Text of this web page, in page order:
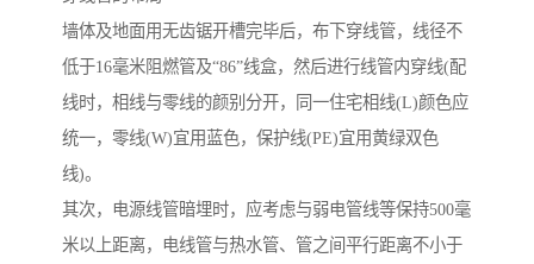
墙体及地面用无齿锯开槽完毕后，布下穿线管，线径不
低于16毫米阻燃管及“86”线盒，然后进行线管内穿线(配
线时，相线与零线的颜别分开，同一住宅相线(L)颜色应
统一，零线(W)宜用蓝色，保护线(PE)宜用黄绿双色
线)。
其次，电源线管暗埋时，应考虑与弱电管线等保持500毫
米以上距离，电线管与热水管、管之间平行距离不小于